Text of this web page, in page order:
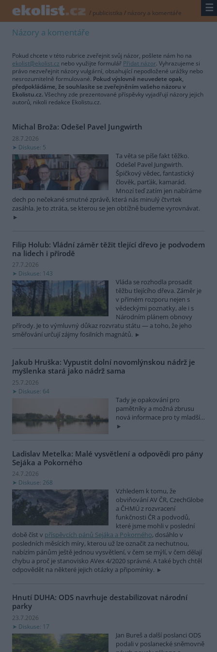
/ publicistika / názory a komentáře ☰
Názory a komentáře
Pokud chcete v této rubrice zveřejnit svůj názor, pošlete nám ho na
ekolist@ekolist.cz nebo využijte formulář Přidat názor. Vyhrazujeme si
právo nezveřejnit názory vulgární, obsahující nepodložené urážky nebo
nesrozumitelně formulované. Pokud výslovně neuvedete opak,
předpokládáme, že souhlasíte se zveřejněním vašeho názoru v
Ekolistu.cz. Všechny zde prezentované příspěvky vyjadřují názory jejich
autorů, nikoli redakce Ekolistu.cz.
Michal Broža: Odešel Pavel Jungwirth
28.7.2026
Diskuse: 5
Ta věta se píše fakt těžko.
Odešel Pavel Jungwirth.
Špičkový vědec, fantastický
člověk, parťák, kamarád.
Mnozí teď zatím jen nabíráme
dech po nečekané smutné zprávě, která nás minulý čtvrtek
zasáhla. Je to ztráta, se kterou se jen obtížně budeme vyrovnávat.
Filip Holub: Vládní záměr těžit tlející dřevo je podvodem
na lidech i přírodě
27.7.2026
Diskuse: 143
Vláda se rozhodla prosadit
těžbu tlejícího dřeva. Záměr je
v přímém rozporu nejen s
vědeckými poznatky, ale i s
Národním plánem obnovy
přírody. Je to výmluvný důkaz rozvratu státu — a toho, že jeho
směřování určují zájmy fosilních magnátů.
Jakub Hruška: Vypustit dolní novomlýnskou nádrž je
myšlenka stará jako nádrž sama
25.7.2026
Diskuse: 64
Tady je opakování pro
pamětníky a možná zbrusu
nová informace pro ty mladší…
Ladislav Metelka: Malé vysvětlení a odpovědi pro pány
Sejáka a Pokorného
24.7.2026
Diskuse: 268
Vzhledem k tomu, že
obviňování AV ČR, CzechGlobe
a ČHMÚ z rozvracení
funkčnosti ČR a podvodů,
které jsme mohli v poslední
době číst v příspěvcích pánů Sejáka a Pokorného, dosáhlo v
posledních měsících míry, kterou už lze označit za nechutnou,
nabízím pánům ještě jednou vysvětlení, v čem se mýlí, v čem dělají
chybu a proč je stanovisko AVex 4/2020 správné. A také bych chtěl
odpovědět na některé jejich otázky a připomínky.
Hnutí DUHA: ODS navrhuje destabilizovat národní
parky
23.7.2026
Diskuse: 17
Jan Bureš a další poslanci ODS
podali v poslanecké sněmovně